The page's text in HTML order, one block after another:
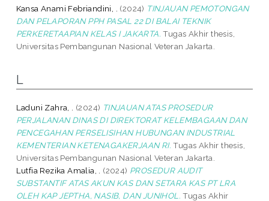
Kansa Anami Febriandini, . (2024) TINJAUAN PEMOTONGAN
DAN PELAPORAN PPH PASAL 22 DI BALAI TEKNIK
PERKERETAAPIAN KELAS I JAKARTA. Tugas Akhir thesis,
Universitas Pembangunan Nasional Veteran Jakarta.
L
Laduni Zahra, . (2024) TINJAUAN ATAS PROSEDUR
PERJALANAN DINAS DI DIREKTORAT KELEMBAGAAN DAN
PENCEGAHAN PERSELISIHAN HUBUNGAN INDUSTRIAL
KEMENTERIAN KETENAGAKERJAAN RI. Tugas Akhir thesis,
Universitas Pembangunan Nasional Veteran Jakarta.
Lutfia Rezika Amalia, .
(2024) PROSEDUR AUDIT
SUBSTANTIF ATAS AKUN KAS DAN SETARA KAS PT LRA
OLEH KAP JEPTHA, NASIB, DAN JUNIHOL. Tugas Akhir